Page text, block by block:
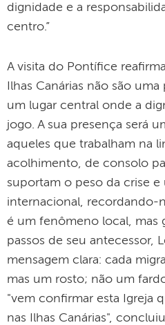
dignidade e a
centro.”
A visita do Pontífice
Ilhas Canárias não são
um lugar central onde a
jogo. A sua presença será
aqueles que trabalham na
acolhimento, de consolo
suportam o peso da crise
internacional, recordando-
é um fenômeno local, mas
passos de seu antecessor,
mensagem clara: cada
mas um rosto; não um
"vem confirmar esta Igreja
nas Ilhas Canárias",